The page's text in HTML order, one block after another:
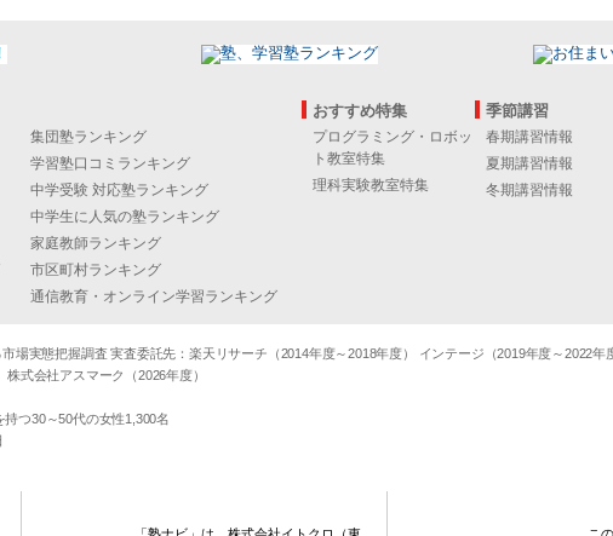
集団塾ランキング
学習塾口コミランキング
中学受験 対応塾ランキング
中学生に人気の塾ランキング
家庭教師ランキング
市区町村ランキング
通信教育・オンライン学習ランキング
おすすめ特集
プログラミング・ロボッ
ト教室特集
理科実験教室特集
季節講習
春期講習情報
夏期講習情報
冬期講習情報
場実態把握調査 実査委託先：楽天リサーチ（2014年度～2018年度） インテージ（2019年度～2022年
式会社アスマーク（2026年度）
つ30～50代の女性1,300名